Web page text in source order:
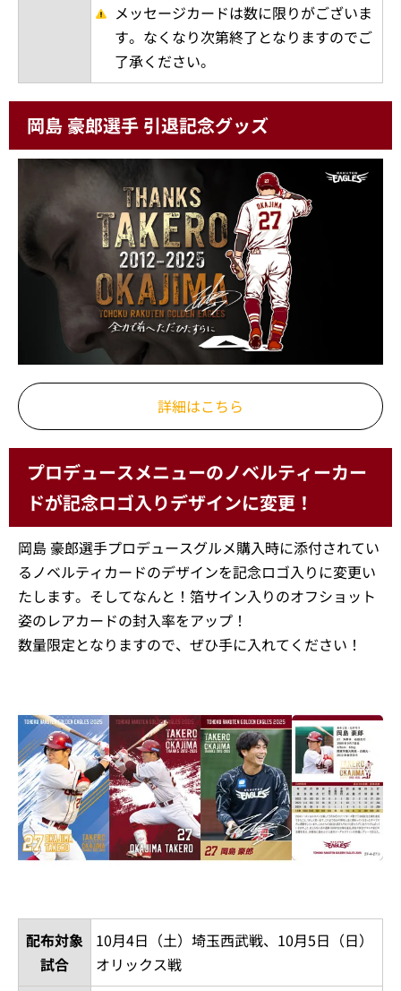
メッセージカードは数に限りがございま
す。なくなり次第終了となりますのでご
了承ください。
岡島 豪郎選手 引退記念グッズ
詳細はこちら
プロデュースメニューのノベルティーカー
ドが記念ロゴ入りデザインに変更！
岡島 豪郎選手プロデュースグルメ購入時に添付されてい
るノベルティカードのデザインを記念ロゴ入りに変更い
たします。そしてなんと！箔サイン入りのオフショット
姿のレアカードの封入率をアップ！
数量限定となりますので、ぜひ手に入れてください！
配布対象
試合
10月4日（土）埼玉西武戦、10月5日（日）
オリックス戦